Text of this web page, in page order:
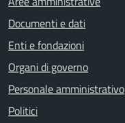
Documenti e dati
Enti e fondazioni
Organi di governo
Personale amministrativo
Politici